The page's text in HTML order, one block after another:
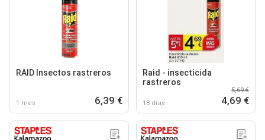
RAID Insectos rastreros
1 mes 6,39 €
Raid - insecticida
rastreros
18 días
5,69 €
4,69 €